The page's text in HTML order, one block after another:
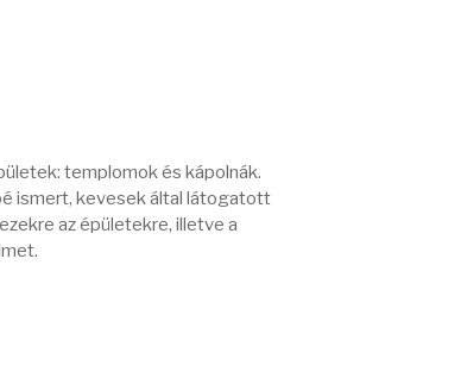
templomok és kápolnák.
ismert, kevesek által látogatott
az épületekre, illetve a